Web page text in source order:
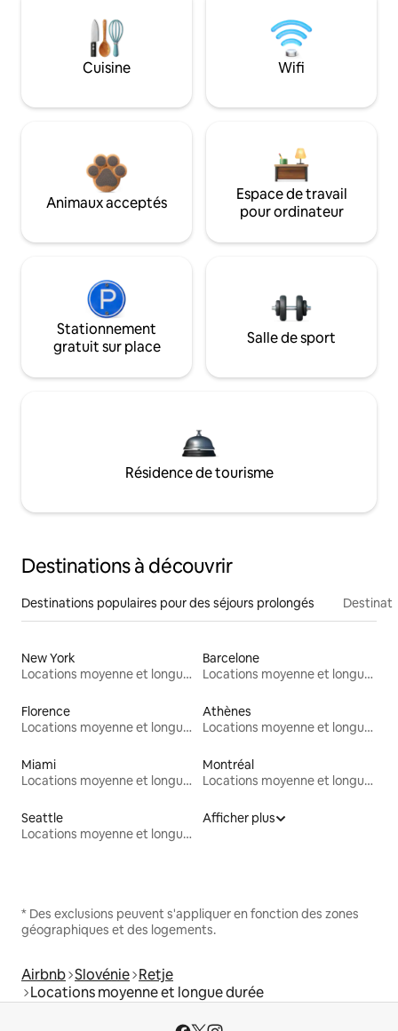
Cuisine Wifi
Animaux acceptés
Espace de travail
pour ordinateur
Stationnement
gratuit sur place
Salle de sport
Résidence de tourisme
Destinations à découvrir
Destinations populaires pour des séjours prolongés
New York
Locations moyenne et longue durée
Barcelone
Locations moyenne et longue durée
Florence
Locations moyenne et longue durée
Athènes
Locations moyenne et longue durée
Miami
Locations moyenne et longue durée
Montréal
Locations moyenne et longue durée
Seattle
Locations moyenne et longue durée
Afficher plus
* Des exclusions peuvent s'appliquer en fonction des zones
géographiques et des logements.
Airbnb Slovénie Retje
Locations moyenne et longue durée